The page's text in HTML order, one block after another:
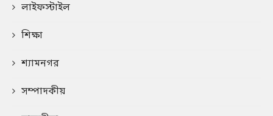
লাইফস্টাইল
শিক্ষা
শ্যামনগর
সম্পাদকীয়